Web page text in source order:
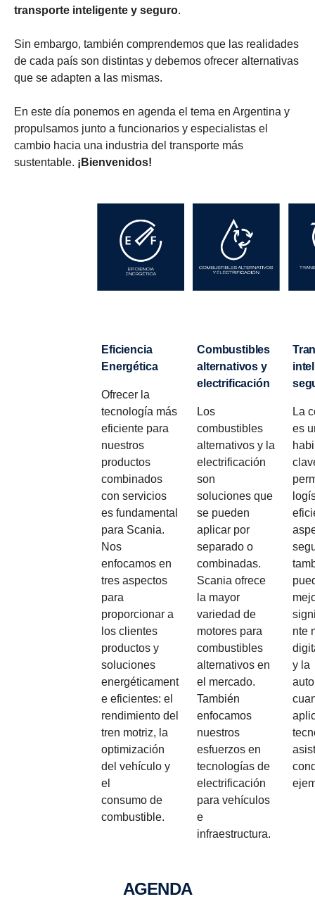
transporte inteligente y seguro.
Sin embargo, también comprendemos que las realidades
de cada país son distintas y debemos ofrecer alternativas
que se adapten a las mismas.
En este día ponemos en agenda el tema en Argentina y
propulsamos junto a funcionarios y especialistas el
cambio hacia una industria del transporte más
sustentable. ¡Bienvenidos!
Eficiencia
Energética
Ofrecer la
tecnología más
eficiente para
nuestros
productos
combinados
con servicios
es fundamental
para Scania.
Nos
enfocamos en
tres aspectos
para
proporcionar a
los clientes
productos y
soluciones
energéticament
e eficientes: el
rendimiento del
tren motriz, la
optimización
del vehículo y
el
consumo de
combustible.
Combustibles
alternativos y
electrificación
Los
combustibles
alternativos y la
electrificación
son
soluciones que
se pueden
aplicar por
separado o
combinadas.
Scania ofrece
la mayor
variedad de
motores para
combustibles
alternativos en
el mercado.
También
enfocamos
nuestros
esfuerzos en
tecnologías de
electrificación
para vehículos
e
infraestructura.
Transporte
La
es
nte
y la
AGENDA